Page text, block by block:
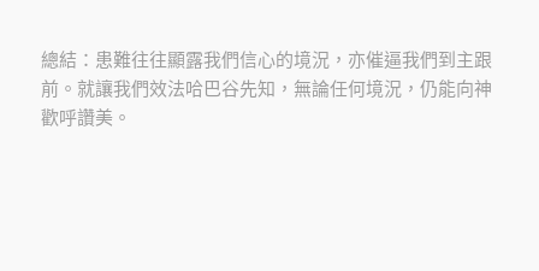
總結：患難往往顯露我們信心的境況，亦催逼我們到主跟
前。就讓我們效法哈巴谷先知，無論任何境況，仍能向神
歡呼讚美。